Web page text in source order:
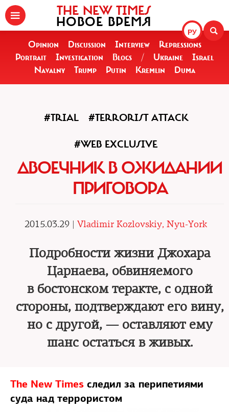
РУ
THE NEW TIMES
НОВОЕ ВРЕМЯ
Opinion Discussion Interview
Repressions
Portrait
Investigation Blogs / Ukraine
Israel
Navalny
Trump Putin Kremlin Duma
#TRIAL #TERRORIST ATTACK
#WEB EXCLUSIVE
ДВОЕЧНИК В ОЖИДАНИИ
ПРИГОВОРА
2015.03.29 | Vladimir Kozlovskiy, Nyu-York
Подробности жизни Джохара
Царнаева, обвиняемого
в бостонском теракте, с одной
стороны, подтверждают его вину,
но с другой, — оставляют ему
шанс остаться в живых.
The Nеw Times следил за перипетиями
суда над террористом